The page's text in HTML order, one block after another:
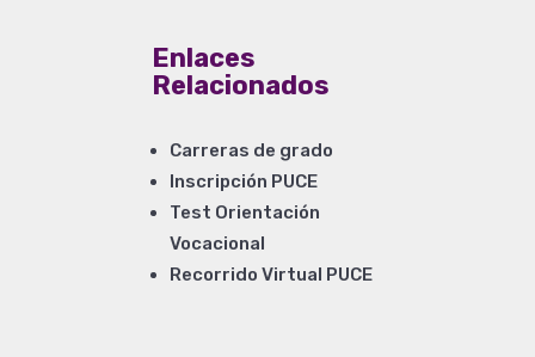
Enlaces
Relacionados
Carreras de grado
Inscripción PUCE
Test Orientación
Vocacional
Recorrido Virtual PUCE